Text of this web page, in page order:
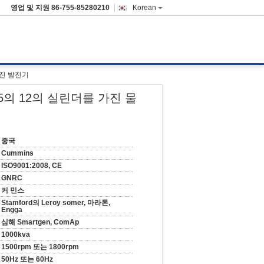
Korean
영업 및 지원 86-755-85280210
발전기
12의 실린더를 가진 물
중국
Cummins
ISO9001:2008, CE
GNRC
커 민스
Stamford의 Leroy somer, 마라톤,
Engga
심해 Smartgen, ComAp
1000kva
1500rpm 또는 1800rpm
50Hz 또는 60Hz